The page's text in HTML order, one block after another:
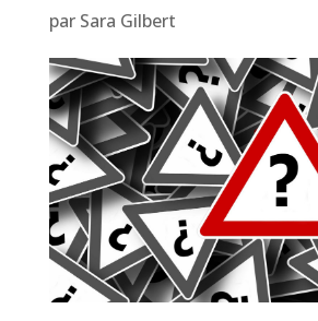
par Sara Gilbert